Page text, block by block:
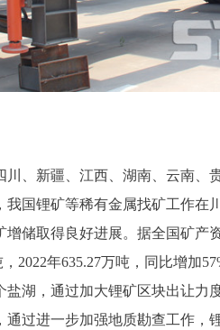
川、新疆、江西、湖南、云南、
我国锂矿等稀有金属找矿工作
增储取得良好进展。据全国矿产
2022年635.27万吨，同比增加
盐湖，通过加大锂矿区块出让力
通过进一步加强地质勘查工作，